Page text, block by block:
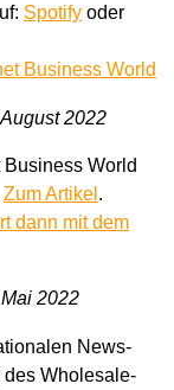
Spotify oder
2022
World
Zum Artikel.
2022
News-
Wholesale-